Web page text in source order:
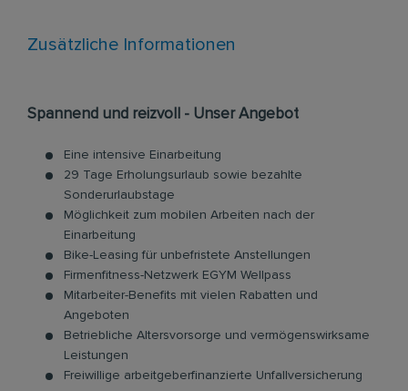
Zusätzliche Informationen
Spannend und reizvoll - Unser Angebot
Eine intensive Einarbeitung
29 Tage Erholungsurlaub sowie bezahlte
Sonderurlaubstage
Möglichkeit zum mobilen Arbeiten nach der
Einarbeitung
Bike-Leasing für unbefristete Anstellungen
Firmenfitness-Netzwerk EGYM Wellpass
Mitarbeiter-Benefits mit vielen Rabatten und
Angeboten
Betriebliche Altersvorsorge und vermögenswirksame
Leistungen
Freiwillige arbeitgeberfinanzierte Unfallversicherung